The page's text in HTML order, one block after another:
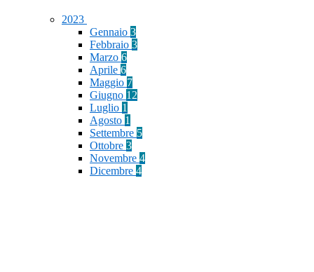
2023
Gennaio 3
Febbraio 3
Marzo 6
Aprile 6
Maggio 7
Giugno 12
Luglio 1
Agosto 1
Settembre 5
Ottobre 3
Novembre 4
Dicembre 4